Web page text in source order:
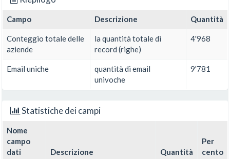
Campo Descrizione Quantità
Conteggio totale delle
aziende
la quantità totale di
record (righe)
4'968
Email uniche
quantità di email
univoche
9'781
Statistiche dei campi
Nome
campo
dati
Descrizione Quantità
Per
cento